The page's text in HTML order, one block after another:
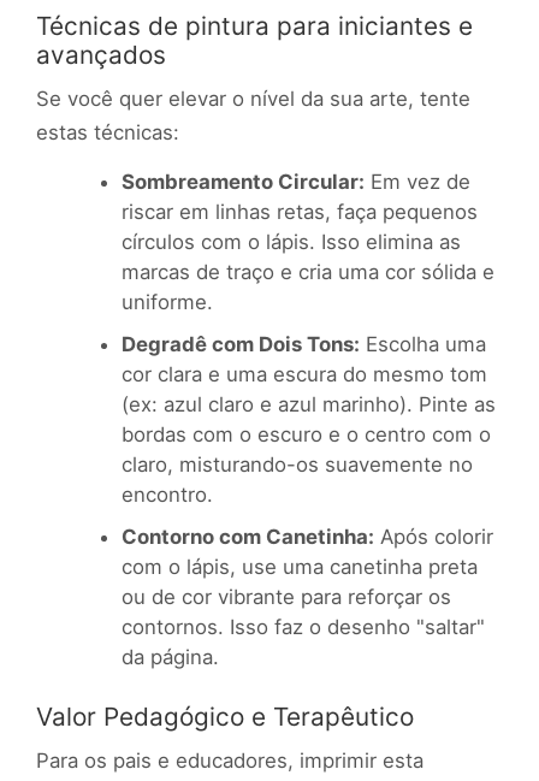
Técnicas de pintura para iniciantes e
avançados
Se você quer elevar o nível da sua arte, tente
estas técnicas:
Sombreamento Circular: Em vez de
riscar em linhas retas, faça pequenos
círculos com o lápis. Isso elimina as
marcas de traço e cria uma cor sólida e
uniforme.
Degradê com Dois Tons: Escolha uma
cor clara e uma escura do mesmo tom
(ex: azul claro e azul marinho). Pinte as
bordas com o escuro e o centro com o
claro, misturando-os suavemente no
encontro.
Contorno com Canetinha: Após colorir
com o lápis, use uma canetinha preta
ou de cor vibrante para reforçar os
contornos. Isso faz o desenho "saltar"
da página.
Valor Pedagógico e Terapêutico
Para os pais e educadores, imprimir esta